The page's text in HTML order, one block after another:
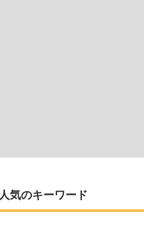
人気のキーワード